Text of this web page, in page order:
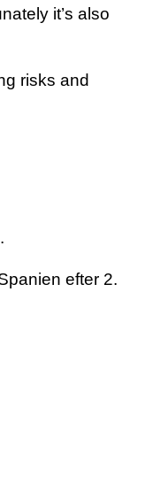
it’s also
risks and
efter 2.